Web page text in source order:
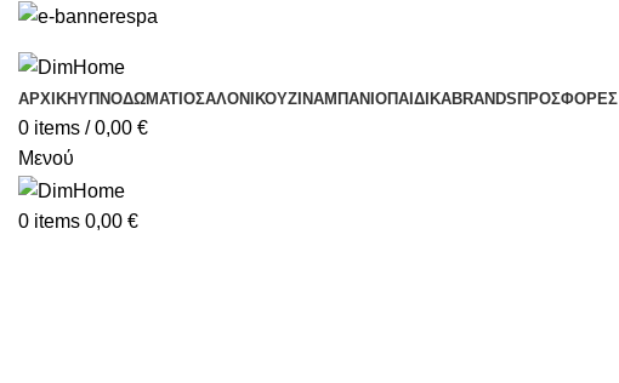
ΑΡΧΙΚΗΥΠΝΟΔΩΜΆΤΙΟΣΑΛΌΝΙ ΚΟΥΖΊΝΑΜΠΆΝΙΟΠΑΙΔΙΚΆBRANDS ΠΡΟΣΦΟΡΈΣ
0 items / 0,00 €
Μενού
0 items 0,00 €
Click to enlarge